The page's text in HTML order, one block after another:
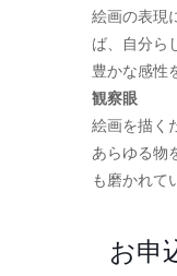
絵画の表現
ば、自分ら
豊かな感性
観察眼
絵画を描く
あらゆる物
も磨かれて
お申